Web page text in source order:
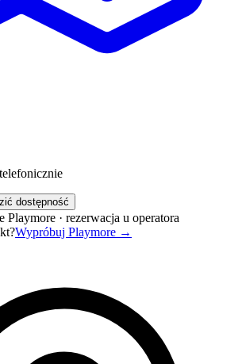
dostępność
· rezerwacja u operatora
Wypróbuj Playmore →